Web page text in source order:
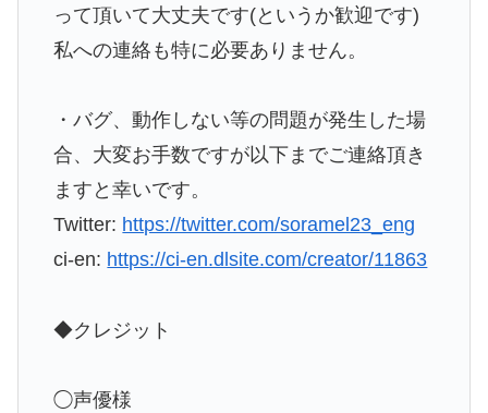
って頂いて大丈夫です(というか歓迎です)
私への連絡も特に必要ありません。
・バグ、動作しない等の問題が発生した場
合、大変お手数ですが以下までご連絡頂き
ますと幸いです。
Twitter: https://twitter.com/soramel23_eng
ci-en: https://ci-en.dlsite.com/creator/11863
◆クレジット
◯声優様